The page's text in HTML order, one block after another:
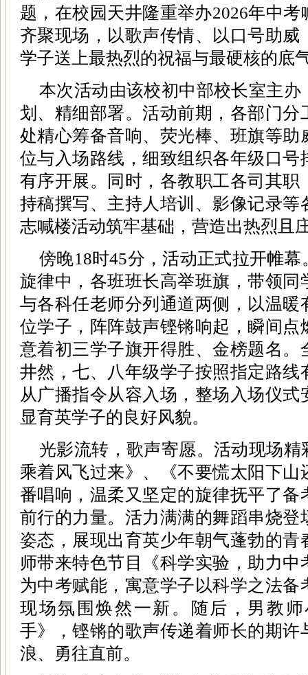
题，在校园天井隆重举办2026年中
齐聚现场，以歌声传情、以口号助
学子送上最热烈的祝福与最硬核的底
本次活动由该校初中部校长室主
划、精细部署。活动前期，各部门
处精心筹备音响、荧光棒、班旗等
位与入场路线，细致组织各年级口
有序开展。同时，各教职工各司其
持稿撰写、主持人培训、影像记录
志喊楼活动筑牢基础，营造出热烈且
傍晚18时45分，活动正式拉开帷
旋律中，各班班长高举班旗，带领
与各科任老师分列通道两侧，以温
位学子，阵阵鼓声铿锵响起，瞬间
意着初三学子旗开得胜、金榜题名
井然，七、八年级学子按照指定路
从广播指令从容入场，整场入场仪
显育英学子的良好风貌。
光影流转，歌声寄愿。活动现场
乘着风飞过来》、《不要慌太阳下
番唱响，温柔又坚定的旋律抚平了
前行的力量。活力满满的舞蹈串烧
姿态，展现出育英少年朝气蓬勃的
师带来特色节目《科学实验，助力
为中考赋能，寓意学子以科学之法
现场氛围焕然一新。随后，男教
手》，铿锵的歌声传递着师长的期
浪、勇往直前。